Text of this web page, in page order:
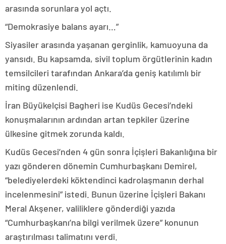
arasında sorunlara yol açtı.
“Demokrasiye balans ayarı…”
Siyasiler arasında yaşanan gerginlik, kamuoyuna da
yansıdı. Bu kapsamda, sivil toplum örgütlerinin kadın
temsilcileri tarafından Ankara’da geniş katılımlı bir
miting düzenlendi.
İran Büyükelçisi Bagheri ise Kudüs Gecesi’ndeki
konuşmalarının ardından artan tepkiler üzerine
ülkesine gitmek zorunda kaldı.
Kudüs Gecesi’nden 4 gün sonra İçişleri Bakanlığına bir
yazı gönderen dönemin Cumhurbaşkanı Demirel,
“belediyelerdeki köktendinci kadrolaşmanın derhal
incelenmesini” istedi. Bunun üzerine İçişleri Bakanı
Meral Akşener, valiliklere gönderdiği yazıda
“Cumhurbaşkanı’na bilgi verilmek üzere” konunun
araştırılması talimatını verdi.